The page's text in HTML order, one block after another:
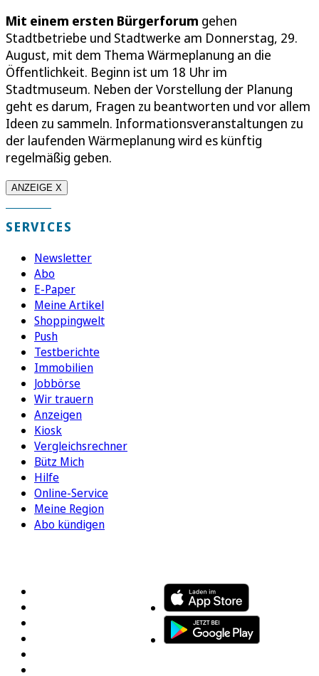
Mit einem ersten Bürgerforum gehen
Stadtbetriebe und Stadtwerke am Donnerstag, 29.
August, mit dem Thema Wärmeplanung an die
Öffentlichkeit. Beginn ist um 18 Uhr im
Stadtmuseum. Neben der Vorstellung der Planung
geht es darum, Fragen zu beantworten und vor allem
Ideen zu sammeln. Informationsveranstaltungen zu
der laufenden Wärmeplanung wird es künftig
regelmäßig geben.
ANZEIGE X
SERVICES
Newsletter
Abo
E-Paper
Meine Artikel
Shoppingwelt
Push
Testberichte
Immobilien
Jobbörse
Wir trauern
Anzeigen
Kiosk
Vergleichsrechner
Bütz Mich
Hilfe
Online-Service
Meine Region
Abo kündigen